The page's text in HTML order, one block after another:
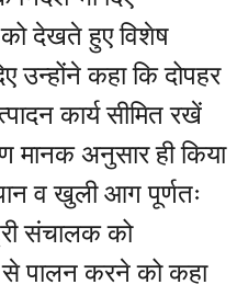
देखते हुए विशेष
उन्होंने कहा कि दोपहर
कार्य सीमित रखें
मानक अनुसार ही किया
व खुली आग पूर्णतः
संचालक को
पालन करने को कहा